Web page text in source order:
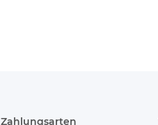
Zahlungsarten